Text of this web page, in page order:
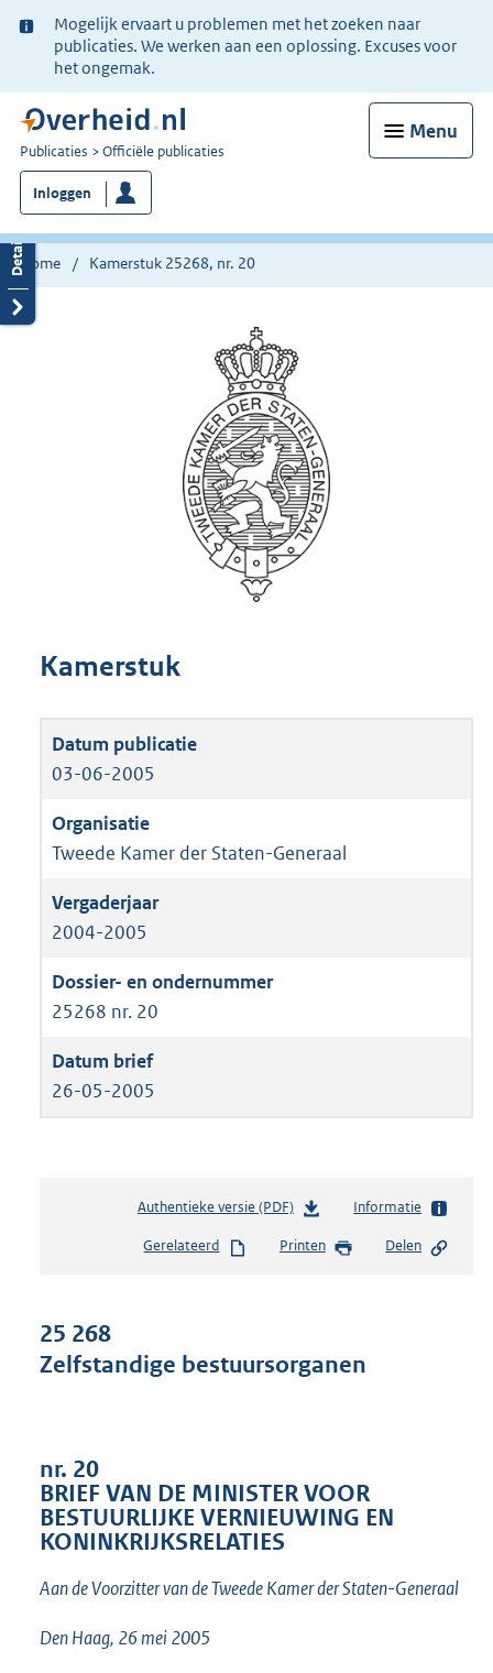
Ter
informatie:
Mogelijk ervaart u problemen met het zoeken naar
publicaties. We werken aan een oplossing. Excuses voor
het ongemak.
Menu
U
bent
nu
hier:
Publicaties Officiële publicaties
Inloggen
Home Kamerstuk 25268, nr. 20
Kamerstuk
03-06-2005
Tweede Kamer der Staten-Generaal
2004-2005
25268 nr. 20
26-05-2005
Authentieke versie (PDF)b
s
s
t
t
e
6
Informatie
Gerelateerd Printen Delen
25 268
Zelfstandige bestuursorganen
nr. 20
BRIEF VAN DE MINISTER VOOR
BESTUURLIJKE VERNIEUWING EN
KONINKRIJKSRELATIES
Aan de Voorzitter van de Tweede Kamer der Staten-Generaal
Den Haag, 26 mei 2005